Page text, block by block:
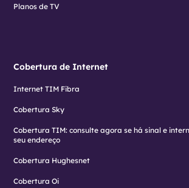
Planos de TV
Cobertura de Internet
Internet TIM Fibra
Cobertura Sky
Cobertura TIM: consulte agora se há sinal e
seu endereço
Cobertura Hughesnet
Cobertura Oi